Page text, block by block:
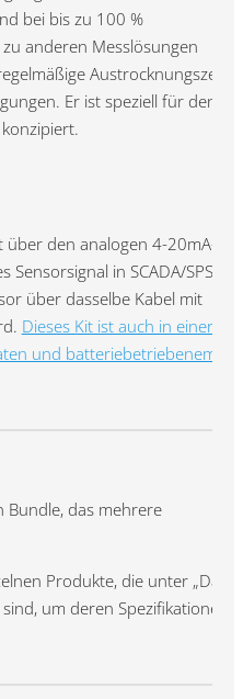
bei bis zu 100 %
anderen Messlösungen
Austrocknungszeit
Er ist speziell für den
über den analogen 4-20mA-
in SCADA/SPS-
über dasselbe Kabel mit
Dieses Kit ist auch in einer
und batteriebetriebenem
Bundle, das mehrere
Produkte, die unter „Das
um deren Spezifikationen